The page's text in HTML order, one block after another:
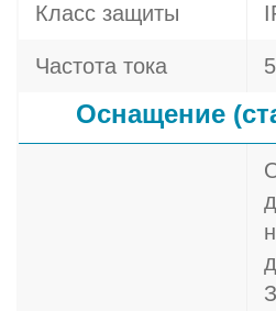
Класс защиты
Частота тока
Оснащение